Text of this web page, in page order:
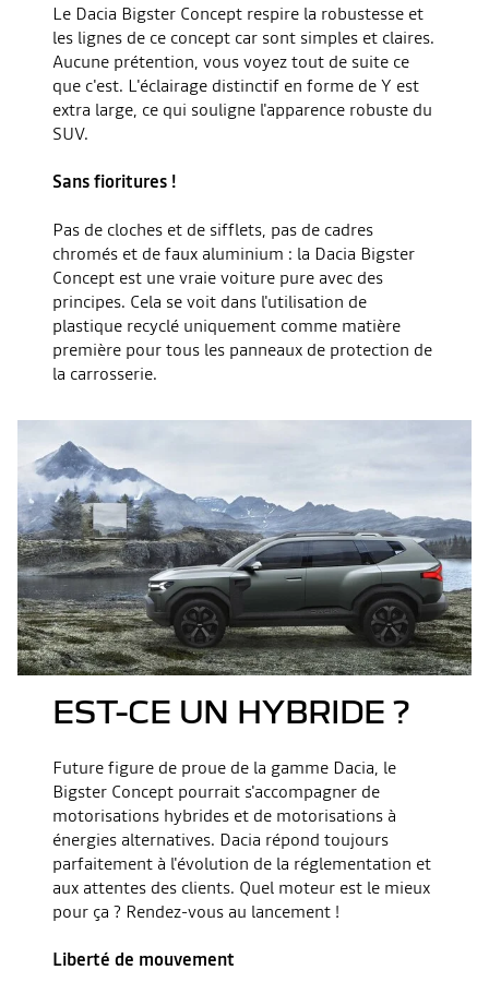
Le Dacia Bigster Concept respire la robustesse et
les lignes de ce concept car sont simples et claires.
Aucune prétention, vous voyez tout de suite ce
que c'est. L'éclairage distinctif en forme de Y est
extra large, ce qui souligne l'apparence robuste du
SUV.
Sans fioritures !
Pas de cloches et de sifflets, pas de cadres
chromés et de faux aluminium : la Dacia Bigster
Concept est une vraie voiture pure avec des
principes. Cela se voit dans l'utilisation de
plastique recyclé uniquement comme matière
première pour tous les panneaux de protection de
la carrosserie.
EST-CE UN HYBRIDE ?
Future figure de proue de la gamme Dacia, le
Bigster Concept pourrait s'accompagner de
motorisations hybrides et de motorisations à
énergies alternatives. Dacia répond toujours
parfaitement à l'évolution de la réglementation et
aux attentes des clients. Quel moteur est le mieux
pour ça ? Rendez-vous au lancement !
Liberté de mouvement